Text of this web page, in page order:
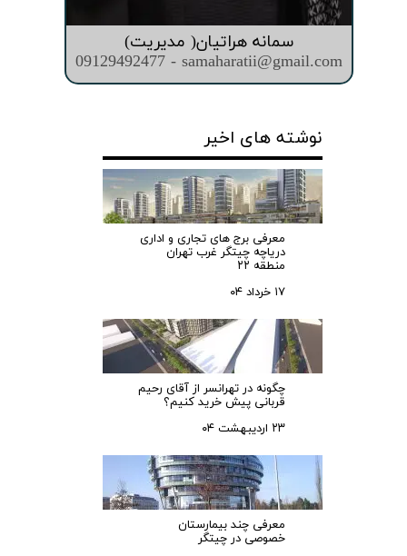
سمانه هراتیان( مدیریت)
09129492477 - samaharatii@gmail.com
نوشته های اخیر
معرفی برج های تجاری و اداری
دریاچه چیتگر غرب تهران
منطقه ۲۲
۱۷ خرداد ۰۴
چگونه در تهرانسر از آقای رحیم
قربانی پیش خرید کنیم؟
۲۳ اردیبهشت ۰۴
معرفی چند بیمارستان
خصوصی در چیتگر